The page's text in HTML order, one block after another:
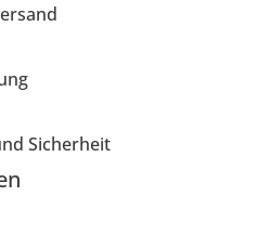
Sicherheit